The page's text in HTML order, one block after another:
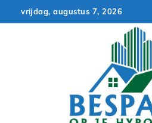
to
vrijdag, augustus 7, 2026